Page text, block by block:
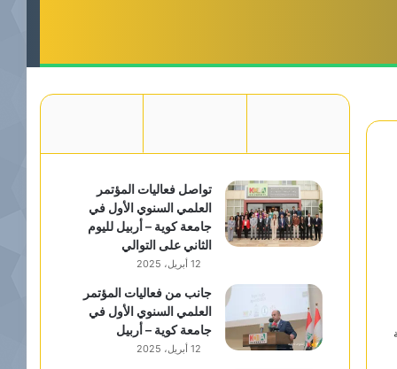
تواصل فعاليات المؤتمر
العلمي السنوي الأول في
جامعة كوية – أربيل لليوم
الثاني على التوالي
12 أبريل، 2025
جانب من فعاليات المؤتمر
العلمي السنوي الأول في
جامعة كوية – أربيل
12 أبريل، 2025